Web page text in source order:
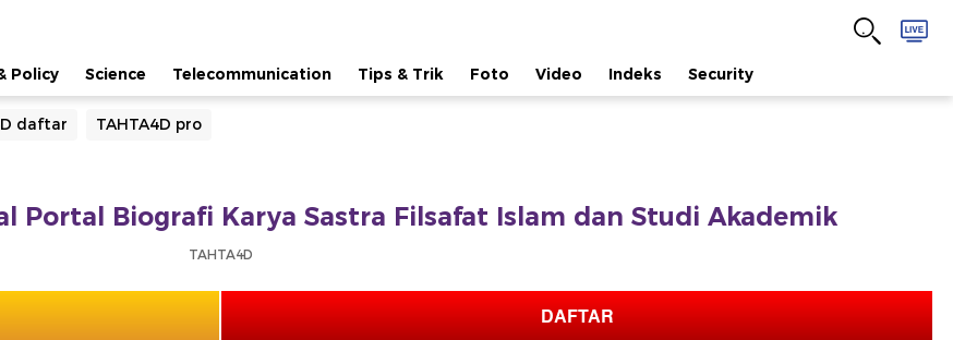
Policy Science Telecommunication Tips & Trik Foto Video Indeks Security
daftar TAHTA4D pro
Portal Biografi Karya Sastra Filsafat Islam dan Studi Akademik
TAHTA4D
DAFTAR